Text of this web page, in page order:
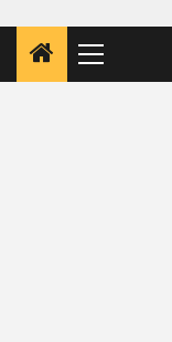
Menú
principal